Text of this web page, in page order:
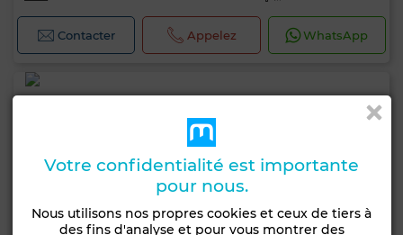
Contacter Appelez WhatsApp
Votre confidentialité est importante
pour nous.
Nous utilisons nos propres cookies et ceux de tiers à
des fins d'analyse et pour vous montrer des